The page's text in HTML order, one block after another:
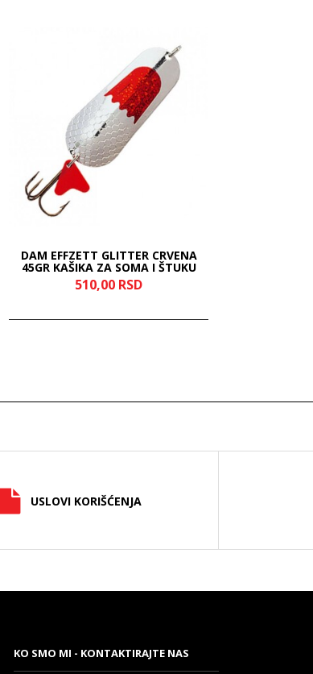
DAM EFFZETT GLITTER CRVENA
45GR KAŠIKA ZA SOMA I ŠTUKU
510,00 RSD
USLOVI KORIŠĆENJA
KO SMO MI - KONTAKTIRAJTE NAS